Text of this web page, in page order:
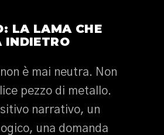
LA LAMA CHE
INDIETRO
è mai neutra. Non
pezzo di metallo.
narrativo, un
una domanda